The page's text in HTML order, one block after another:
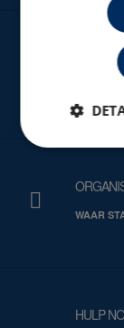
CARAT
WAAR
HULP